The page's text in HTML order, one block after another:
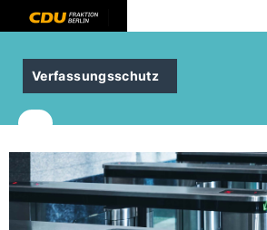
Verfassungsschutz